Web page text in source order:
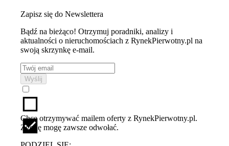
Zapisz się do Newslettera
Bądź na bieżąco! Otrzymuj poradniki, analizy i
aktualności o nieruchomościach z RynekPierwotny.pl na
swoją skrzynkę e-mail.
Wyślij
Chcę otrzymywać mailem oferty z RynekPierwotny.pl.
Zgodę mogę zawsze odwołać.